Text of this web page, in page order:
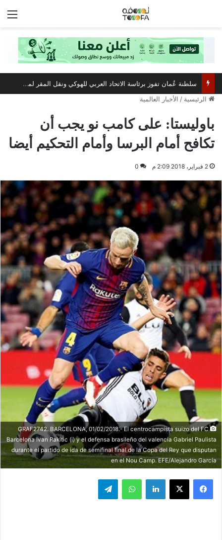
سلطنة عُمان تفوز برئاسة الاتحاد العربي للهوكي ونقل المقر لمسقط
الرئيسية / الأخبار العالمية
باوليستا: على كامب نو يجب أن
تكافح أمام البرسا وأمام التحكيم أيضا
2 فبراير، 2018 2:09 م 0
GRAF2742. BARCELONA, 01/02/2018.- El centrocampista suizo del FC
Barcelona Ivan Rakitic (i) y el defensa brasileño del valencia Gabriel Paulista
durante el partido de ida de semifinal final de la Copa del Rey que disputan
en el Nou Camp. EFE/Alejandro García
فيسبوك ‫X لينكدإن واتساب تيلقرام